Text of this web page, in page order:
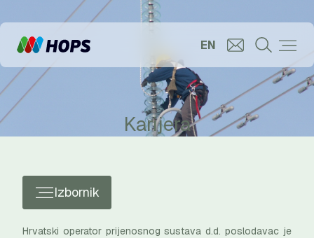
EN
Karijera
Izbornik
Hrvatski operator prijenosnog sustava d.d. poslodavac je